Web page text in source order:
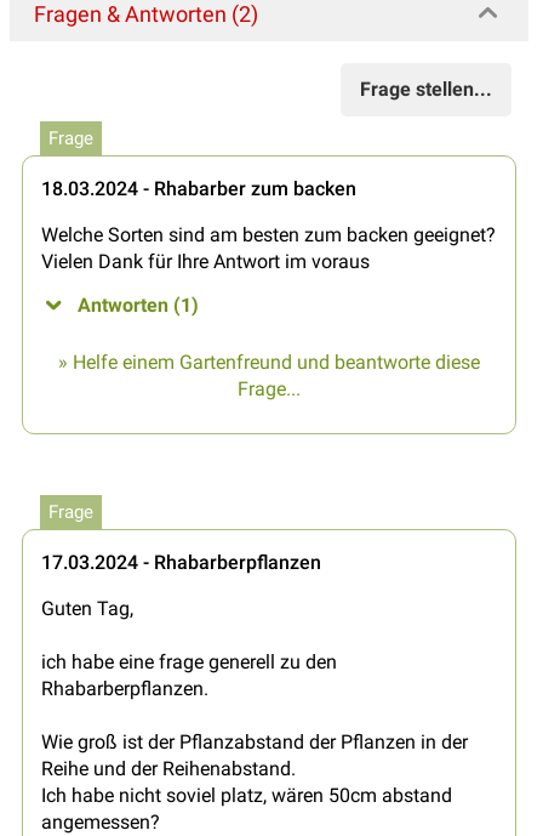
Fragen & Antworten (2)
Frage stellen...
Frage
18.03.2024 - Rhabarber zum backen
Welche Sorten sind am besten zum backen geeignet?
Vielen Dank für Ihre Antwort im voraus
Antworten (1)
» Helfe einem Gartenfreund und beantworte diese
Frage...
Frage
17.03.2024 - Rhabarberpflanzen
Guten Tag,
ich habe eine frage generell zu den
Rhabarberpflanzen.
Wie groß ist der Pflanzabstand der Pflanzen in der
Reihe und der Reihenabstand.
Ich habe nicht soviel platz, wären 50cm abstand
angemessen?